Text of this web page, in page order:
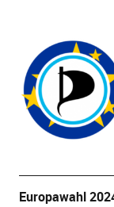
Europawahl